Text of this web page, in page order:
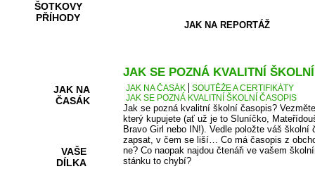
ŠOTKOVY
PŘÍHODY
JAK NA
ČASÁK
VAŠE
DÍLKA
JAK NA REPORTÁŽ
JAK SE POZNÁ KVALITNÍ
JAK NA ČASÁK
SOUTĚŽE A CERTIFIKÁTY
JAK SE POZNÁ KVALITNÍ ŠKOLNÍ ČASOPIS
Jak se pozná kvalitní školní časopis?
který kupujete (ať už je to Sluníčko,
Bravo Girl nebo IN!). Vedle položte váš
zapsat, v čem se liší… Co má časopis z
ne? Co naopak najdou čtenáři ve vašem
stánku to chybí?